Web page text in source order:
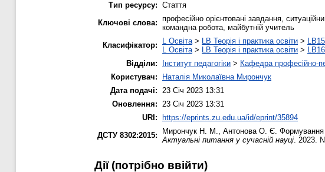
Тип ресурсу: Стаття
Ключові слова: професійно орієнтовані завдання,
командна робота, майбутній учитель
Класифікатор:
L Освіта> LB Теорія і практика освіти >
L Освіта> LB Теорія і практика освіти >
Відділи:
Інститут педагогіки > Кафедра професійно-
Користувач:
Наталія Миколаївна Мирончук
Дата подачі: 23 Січ 2023 13:31
Оновлення: 23 Січ 2023 13:31
URI:
https://eprints.zu.edu.ua/id/eprint/35894
ДСТУ 8302:2015:
Мирончук Н. М., Антонова О. Є. Формування
Актуальні питання у сучасній науці. 2023.
Дії ​​(потрібно ввійти)